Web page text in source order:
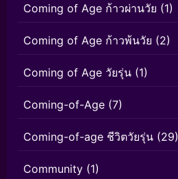
Coming of Age ก้าวผ่านวัย (1)
Coming of Age ก้าวพ้นวัย (2)
Coming of Age วัยรุ่น (1)
Coming-of-Age (7)
Coming-of-age ชีวิตวัยรุ่น (29)
Community (1)